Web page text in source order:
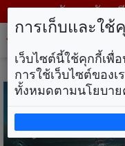
วันพฤหัสบดี
การเก็บและใช้
เว็บไซต์นี้ใช้คุกกี้เพื่
การใช้เว็บไซต์ของ
ทั้งหมดตามนโยบาย